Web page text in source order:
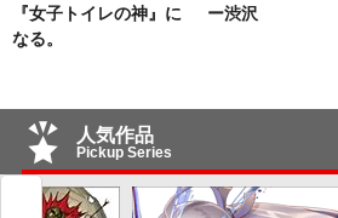
『女子トイレの神』に
なる。
ー渋沢
人気作品
Pickup Series